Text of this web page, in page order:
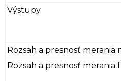
Výstupy
Rozsah a presnosť merania
Rozsah a presnosť merania